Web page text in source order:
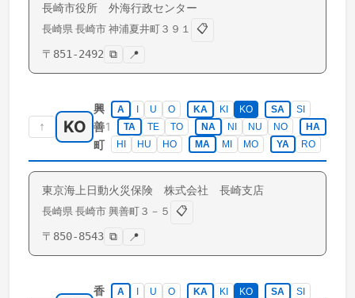
長崎市役所 外海行政センター
長崎県 長崎市 神浦夏井町 ３９１
📋
〒 851-2492 ⧉ 📍
↑ KO
興
善
町
1
A I U O KA KI KO SA
SI
TA
TE TO NA NI NU NO
HA
HI
HU HO MA MI MO YA RO
東京海上日動火災保険 株式会社 長崎支店
長崎県 長崎市 興善町 ３－５
📋
〒 850-8543 ⧉ 📍
香
A I U O KA KI KO SA
SI